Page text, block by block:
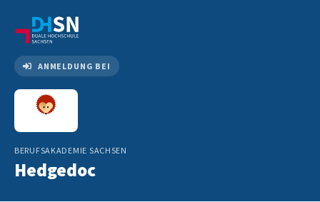
ANMELDUNG BEI
BERUFSAKADEMIE SACHSEN
Hedgedoc